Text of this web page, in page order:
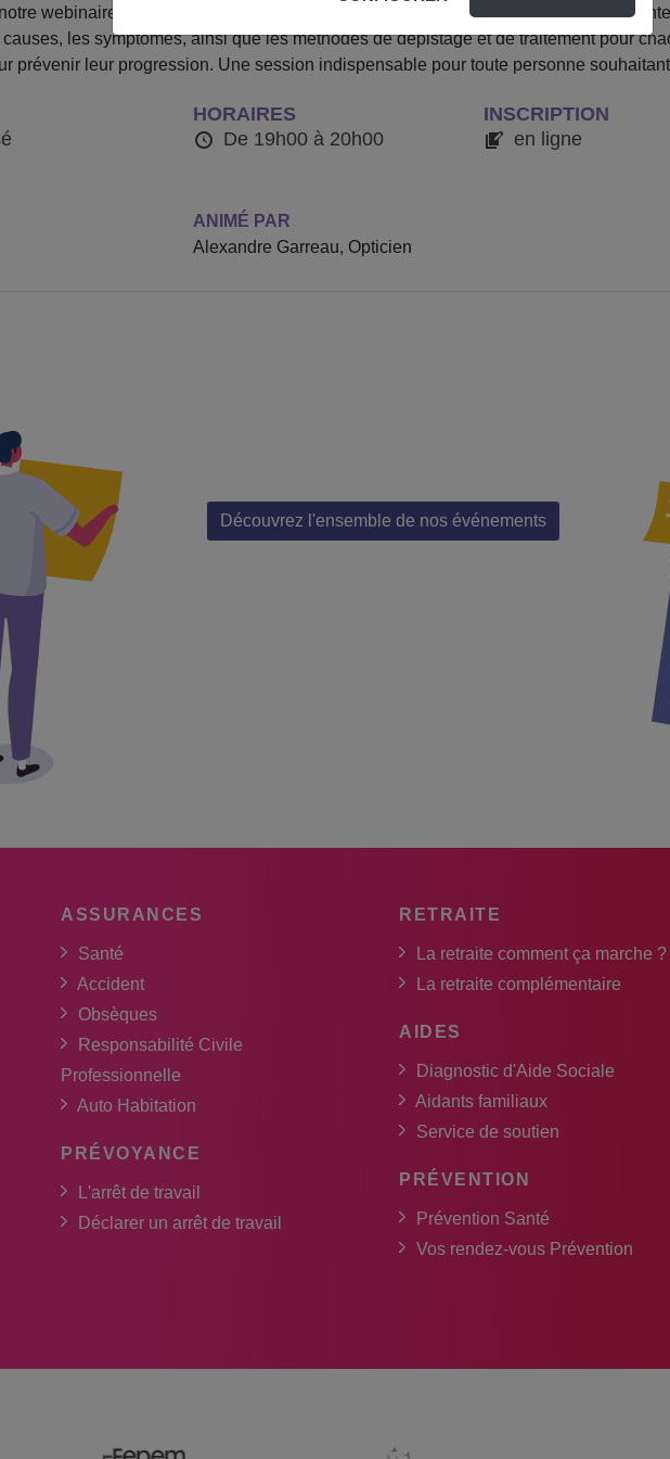
webinaire dédié au glaucome et à la cataracte, deux affections oculaires
les symptômes, ainsi que les méthodes de dépistage et de traitement pour
prévenir leur progression. Une session indispensable pour toute personne
HORAIRES
De 19h00 à 20h00
INSCRIPTION
en ligne
ANIMÉ PAR
Alexandre Garreau, Opticien
Découvrez l'ensemble de nos événements
ASSURANCES
Santé
Accident
Obsèques
Responsabilité Civile
Professionnelle
Auto Habitation
PRÉVOYANCE
L'arrêt de travail
Déclarer un arrêt de travail
RETRAITE
La retraite comment ça marche ?
La retraite complémentaire
AIDES
Diagnostic d'Aide Sociale
Aidants familiaux
Service de soutien
PRÉVENTION
Prévention Santé
Vos rendez-vous Prévention